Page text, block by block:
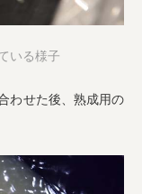
いる様子
わせた後、熟成用の